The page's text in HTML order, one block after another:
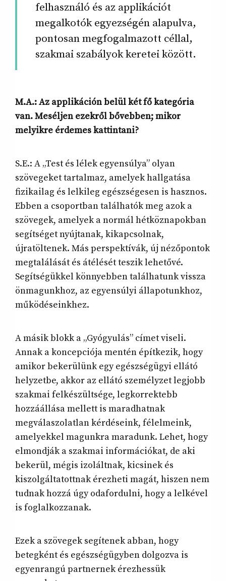
felhasználó és az applikációt
megalkotók egyezségén alapulva,
pontosan megfogalmazott céllal,
szakmai szabályok keretei között.
M.A.: Az applikáción belül két fő kategória
van. Meséljen ezekről bővebben; mikor
melyikre érdemes kattintani?
S.E.: A „Test és lélek egyensúlya” olyan
szövegeket tartalmaz, amelyek hallgatása
fizikailag és lelkileg egészségesen is hasznos.
Ebben a csoportban találhatók meg azok a
szövegek, amelyek a normál hétköznapokban
segítséget nyújtanak, kikapcsolnak,
újratöltenek. Más perspektívák, új nézőpontok
megtalálását és átélését teszik lehetővé.
Segítségükkel könnyebben találhatunk vissza
önmagunkhoz, az egyensúlyi állapotunkhoz,
működéseinkhez.
A másik blokk a „Gyógyulás” címet viseli.
Annak a koncepciója mentén építkezik, hogy
amikor bekerülünk egy egészségügyi ellátó
helyzetbe, akkor az ellátó személyzet legjobb
szakmai felkészültsége, legkorrektebb
hozzáállása mellett is maradhatnak
megválaszolatlan kérdéseink, félelmeink,
amelyekkel magunkra maradunk. Lehet, hogy
elmondják a szakmai információkat, de aki
bekerül, mégis izoláltnak, kicsinek és
kiszolgáltatottnak érezheti magát, hiszen nem
tudnak hozzá úgy odafordulni, hogy a lelkével
is foglalkozzanak.
Ezek a szövegek segítenek abban, hogy
betegként és egészségügyben dolgozva is
egyenrangú partnernek érezhessük